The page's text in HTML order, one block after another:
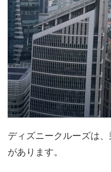
ディズニークルーズは
があります。